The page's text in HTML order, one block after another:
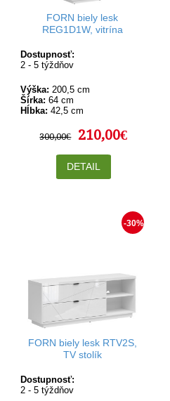
FORN biely lesk
REG1D1W, vitrína
Dostupnosť:
2 - 5 týždňov
Výška: 200,5 cm
Šírka: 64 cm
Hĺbka: 42,5 cm
300,00€ 210,00€
DETAIL
-30%
FORN biely lesk RTV2S,
TV stolík
Dostupnosť:
2 - 5 týždňov